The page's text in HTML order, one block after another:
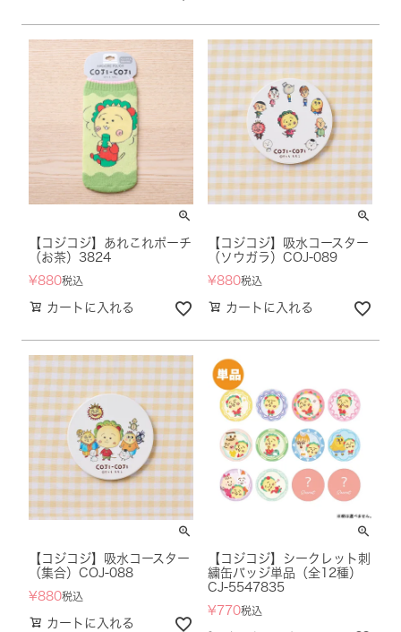
【コジコジ】あれこれポーチ
（お茶）3824
¥880税込
カートに入れる
【コジコジ】吸水コースター
（ソウガラ）COJ-089
¥880税込
カートに入れる
【コジコジ】吸水コースター
（集合）COJ-088
¥880税込
カートに入れる
【コジコジ】シークレット刺
繍缶バッジ単品（全12種）
CJ-5547835
¥ 770税込